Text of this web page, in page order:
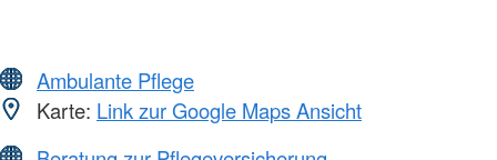
Ambulante Pflege
Karte: Link zur Google Maps Ansicht